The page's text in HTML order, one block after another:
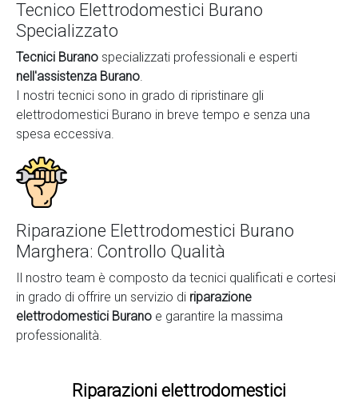
Tecnico Elettrodomestici Burano
Specializzato
Tecnici Burano specializzati professionali e esperti
nell'assistenza Burano.
I nostri tecnici sono in grado di ripristinare gli
elettrodomestici Burano in breve tempo e senza una
spesa eccessiva.
Riparazione Elettrodomestici Burano
Marghera: Controllo Qualità
Il nostro team è composto da tecnici qualificati e cortesi
in grado di offrire un servizio di riparazione
elettrodomestici Burano e garantire la massima
professionalità.
Riparazioni elettrodomestici